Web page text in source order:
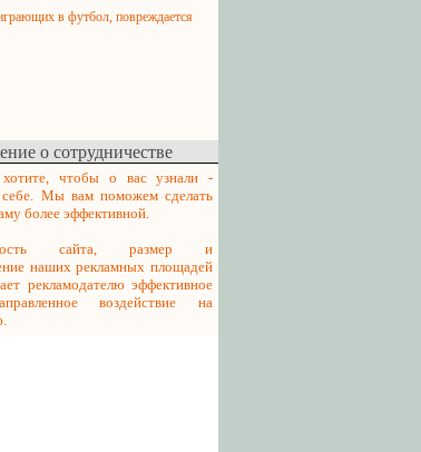
в футбол, повреждается
о сотрудничестве
чтобы о вас узнали -
себе. Мы вам поможем сделать
более эффективной.
сайта, размер и
наших рекламных площадей
рекламодателю эффективное
воздействие на